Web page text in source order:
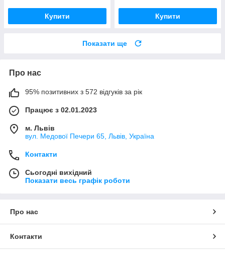
Купити Купити
Показати ще
Про нас
95% позитивних з 572 відгуків за рік
Працює з 02.01.2023
м. Львів
вул. Медової Печери 65, Львів, Україна
Контакти
Сьогодні вихідний
Показати весь графік роботи
Про нас
Контакти